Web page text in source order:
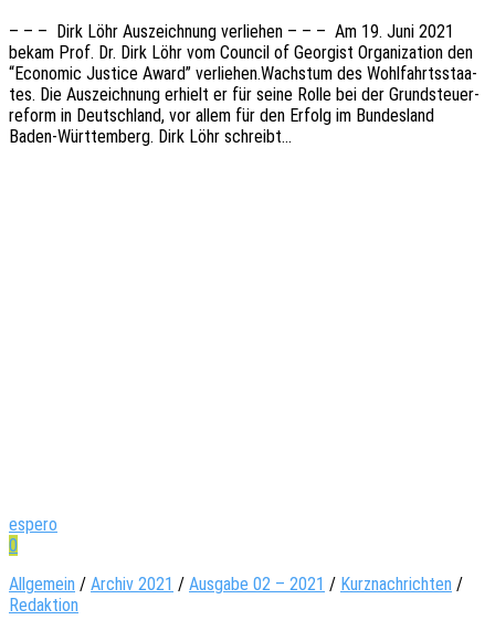
– – – Dirk Löhr Auszeich­nung verlie­hen – – – Am 19. Juni 2021
bekam Prof. Dr. Dirk Löhr vom Coun­cil of Geor­gist Orga­niza­ti­on den
“Econo­mic Justi­ce Award” verliehen.Wachstum des Wohl­fahrts­staa­
tes. Die Auszeich­nung erhielt er für seine Rolle bei der Grund­steu­er­
re­form in Deutsch­land, vor allem für den Erfolg im Bundes­land
Baden-Würt­tem­berg. Dirk Löhr schreibt…
espero
0
Allgemein / Archiv 2021 / Ausgabe 02 – 2021 / Kurznachrichten /
Redaktion